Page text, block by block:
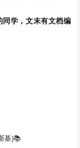
同学，文末有文档编
基)📚